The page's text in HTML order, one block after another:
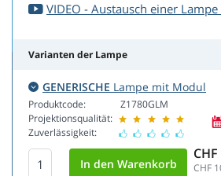
VIDEO - Austausch einer
Varianten der Lampe
GENERISCHE Lampe mit Modul
Produktcode:
Projektionsqualität:
Zuverlässigkeit:
Z1780GLM
CHF